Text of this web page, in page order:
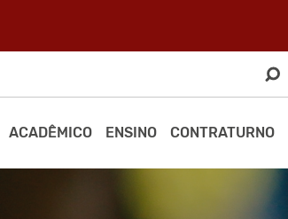
ACADÊMICO ENSINO CONTRATURNO